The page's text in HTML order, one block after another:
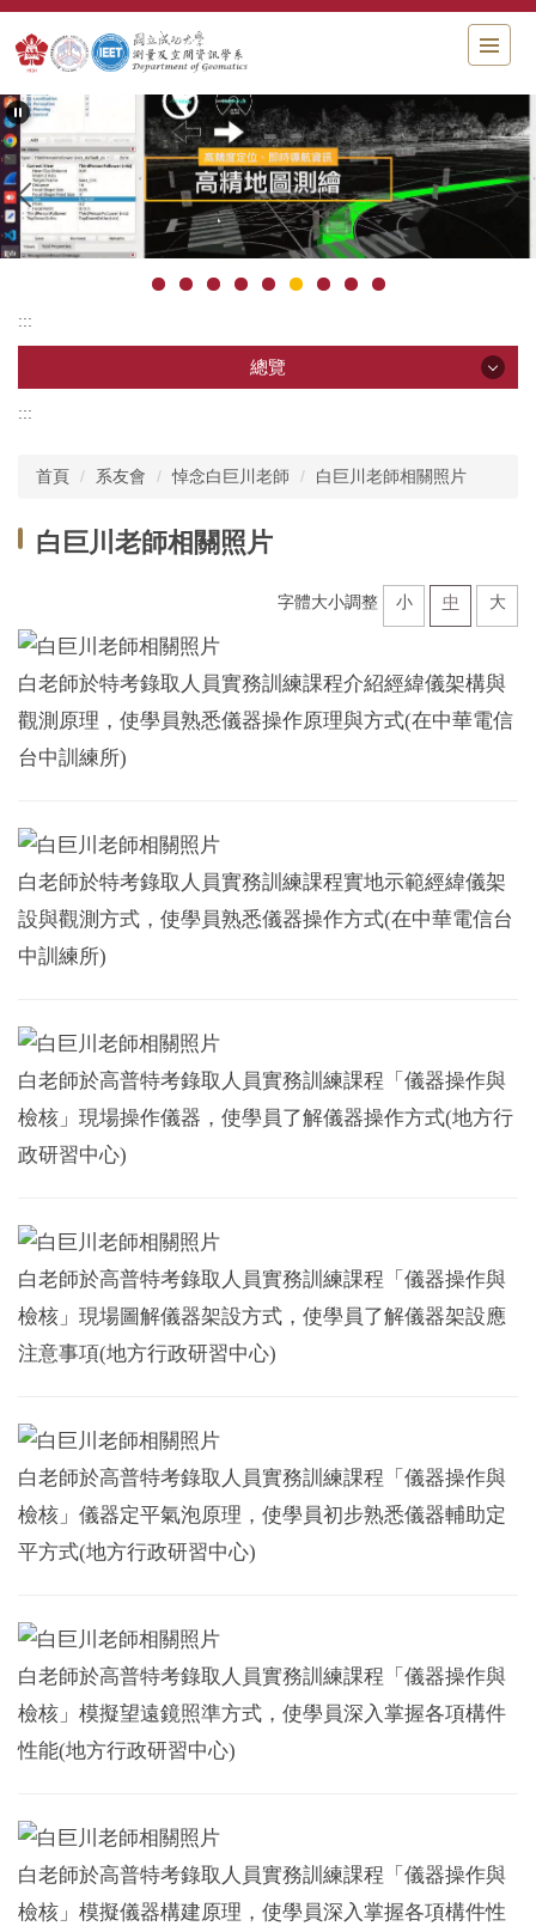
跳
到
主
要
內
容
區
塊
:::
總覽
系所影片
系所介紹
教學資訊
招生訊息
:::
首頁 系友會 悼念白巨川老師 白巨川老師相關照片
白巨川老師相關照片
字體大小調整 小 中 大
白老師於特考錄取人員實務訓練課程介紹經緯儀架構與
觀測原理，使學員熟悉儀器操作原理與方式(在中華電信
台中訓練所)
白老師於特考錄取人員實務訓練課程實地示範經緯儀架
設與觀測方式，使學員熟悉儀器操作方式(在中華電信台
中訓練所)
白老師於高普特考錄取人員實務訓練課程「儀器操作與
檢核」現場操作儀器，使學員了解儀器操作方式(地方行
政研習中心)
白老師於高普特考錄取人員實務訓練課程「儀器操作與
檢核」現場圖解儀器架設方式，使學員了解儀器架設應
注意事項(地方行政研習中心)
白老師於高普特考錄取人員實務訓練課程「儀器操作與
檢核」儀器定平氣泡原理，使學員初步熟悉儀器輔助定
平方式(地方行政研習中心)
白老師於高普特考錄取人員實務訓練課程「儀器操作與
檢核」模擬望遠鏡照準方式，使學員深入掌握各項構件
性能(地方行政研習中心)
白老師於高普特考錄取人員實務訓練課程「儀器操作與
檢核」模擬儀器構建原理，使學員深入掌握各項構件性